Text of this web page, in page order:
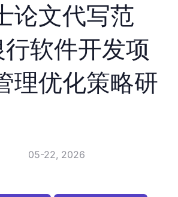
论文代写范
软件开发项
理优化策略研
05-22, 2026